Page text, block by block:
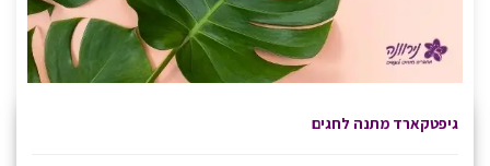
גיפטקארד מתנה לחגים